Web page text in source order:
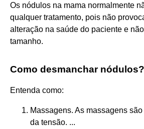
Os nódulos na mama normalmente
qualquer tratamento, pois não
alteração na saúde do paciente e
tamanho.
Como desmanchar nódulos?
Entenda como:
Massagens. As massagens
da tensão. ...